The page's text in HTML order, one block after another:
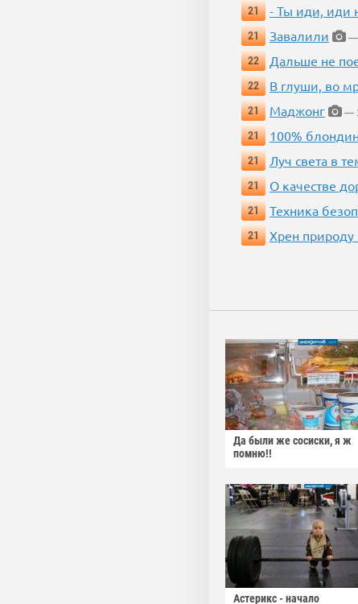
21 - Ты иди, иди
21
Завалили
—
22
Дальше не
22
В глуши, во
21
Маджонг
—
21
100%
21
Луч света в
21
О качестве
21
Техника
21
Хрен
Да были же сосиски, я ж
помню!!
Астерикс - начало